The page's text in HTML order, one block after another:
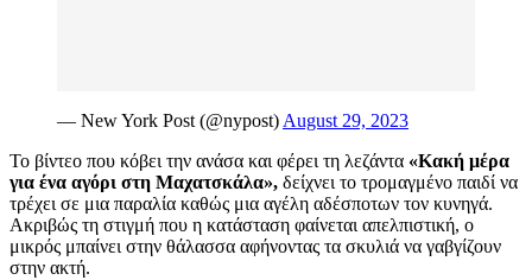
— New York Post (@nypost) August 29, 2023
Το βίντεο που κόβει την ανάσα και φέρει τη λεζάντα «Κακή μέρα
για ένα αγόρι στη Μαχατσκάλα», δείχνει το τρομαγμένο παιδί να
τρέχει σε μια παραλία καθώς μια αγέλη αδέσποτων τον κυνηγά.
Ακριβώς τη στιγμή που η κατάσταση φαίνεται απελπιστική, ο
μικρός μπαίνει στην θάλασσα αφήνοντας τα σκυλιά να γαβγίζουν ​​
στην ακτή.